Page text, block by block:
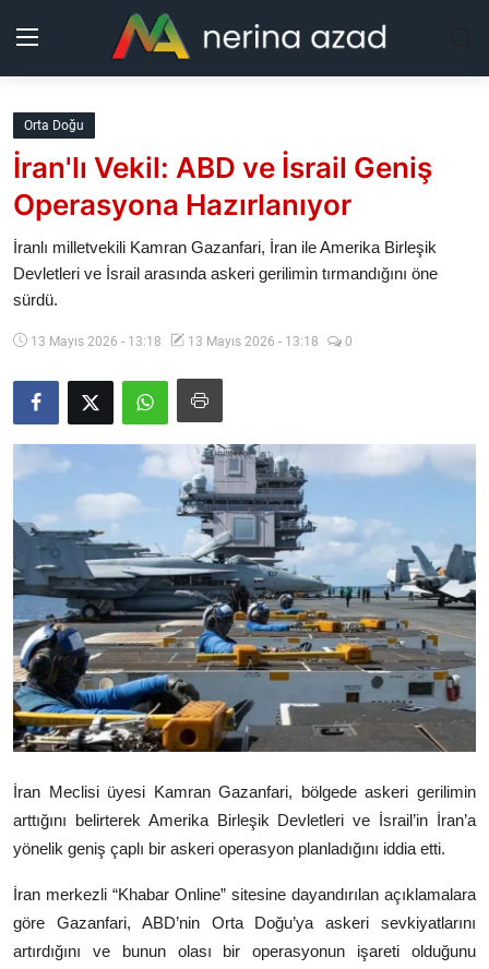
Kurdistan
Bölgeler
Güncel
Analiz
Makaleler
Galeri
Yazarlar
Arşiv
İletişim
Türkçe Kurdi
Orta Doğu
İran'lı Vekil: ABD ve İsrail Geniş
Operasyona Hazırlanıyor
İranlı milletvekili Kamran Gazanfari, İran ile Amerika Birleşik
Devletleri ve İsrail arasında askeri gerilimin tırmandığını öne
sürdü.
13 Mayıs 2026 - 13:18 13 Mayıs 2026 - 13:18 0
İran Meclisi üyesi Kamran Gazanfari, bölgede askeri gerilimin
arttığını belirterek Amerika Birleşik Devletleri ve İsrail’in İran’a
yönelik geniş çaplı bir askeri operasyon planladığını iddia etti.
İran merkezli “Khabar Online” sitesine dayandırılan açıklamalara
göre Gazanfari, ABD’nin Orta Doğu’ya askeri sevkiyatlarını
artırdığını ve bunun olası bir operasyonun işareti olduğunu